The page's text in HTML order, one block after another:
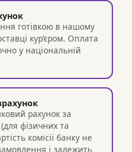
готівкою в нашому
кур’єром. Оплата
у національній
рахунок за
фізичних та
комісії банку не
і залежить